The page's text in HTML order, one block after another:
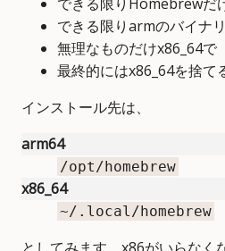
できる限りarmのバイナ
無理なものだけx86_64で
最終的にはx86_64を捨て
インストール先は、
arm64
/opt/homebrew
x86_64
~/.local/homebrew